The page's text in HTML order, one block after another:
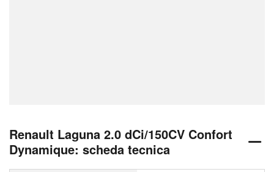
Renault Laguna 2.0 dCi/150CV Confort
Dynamique: scheda tecnica